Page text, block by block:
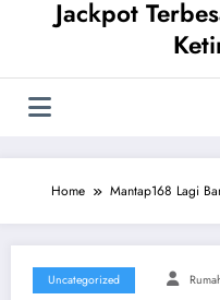
Jackpot
Home Mantap168 Lagi
Uncategorized